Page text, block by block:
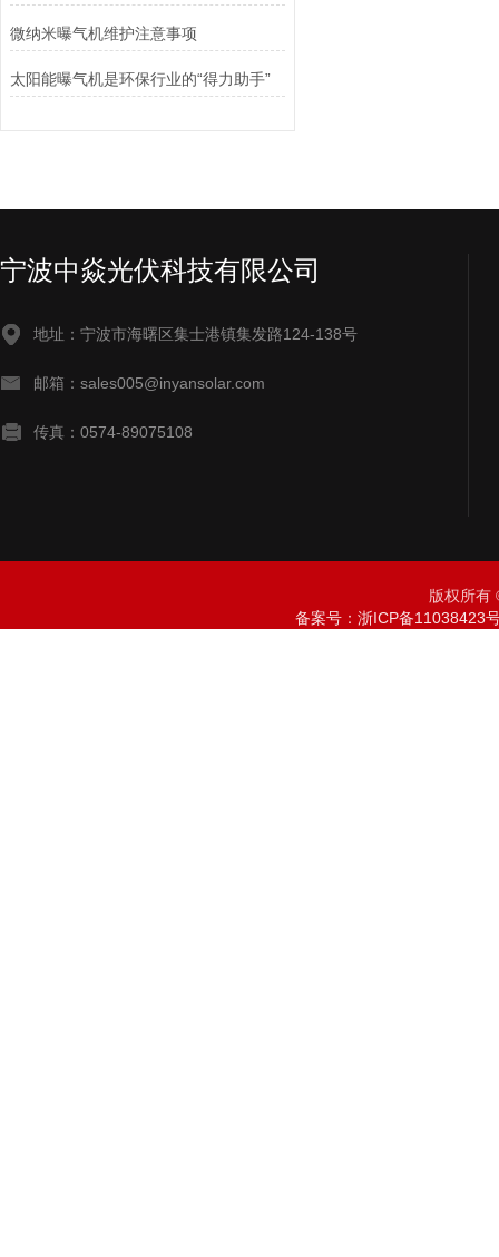
微纳米曝气机维护注意事项
太阳能曝气机是环保行业的“得力助手”
宁波中焱光伏科技有限公司
地址：宁波市海曙区集士港镇集发路124-138号
邮箱：sales005@inyansolar.com
传真：0574-89075108
版权所
备案号：浙ICP备11038423